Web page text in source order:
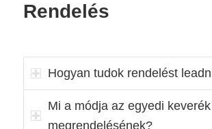
Rendelés
Hogyan tudok rendelést
Mi a módja az egyedi keverék
megrendelésének?